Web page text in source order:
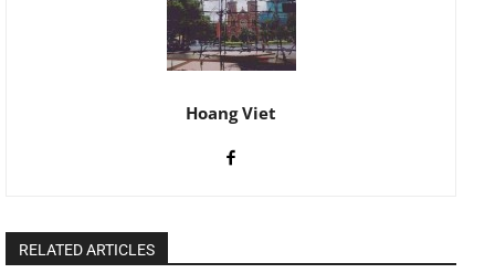
Hoang Viet
RELATED ARTICLES